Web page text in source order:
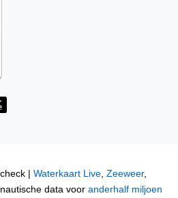
| Waterkaart Live, Zeeweer,
data voor anderhalf miljoen